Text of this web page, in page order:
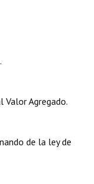
Valor Agregado.
de la ley de